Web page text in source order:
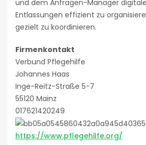
und dem Anfragen-Manager
Entlassungen effizient zu
gezielt zu koordinieren.
Firmenkontakt
Verbund Pflegehilfe
Johannes Haas
Inge-Reitz-Straße 5-7
55120 Mainz
017621420249
https://www.pflegehilfe.org/